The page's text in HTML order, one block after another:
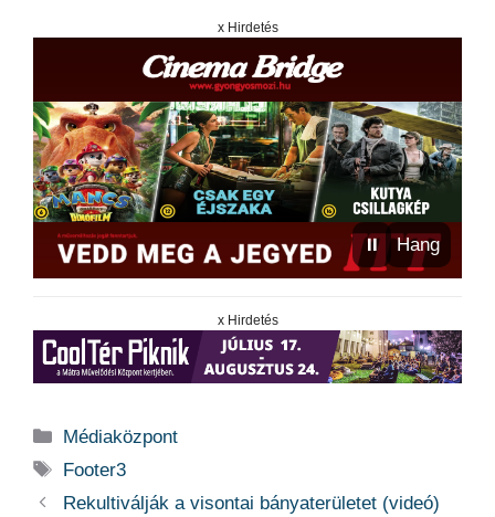
x Hirdetés
⏸ Hang
x Hirdetés
Kategória
Médiaközpont
Címkék
Footer3
Rekultiválják a visontai bányaterületet (videó)